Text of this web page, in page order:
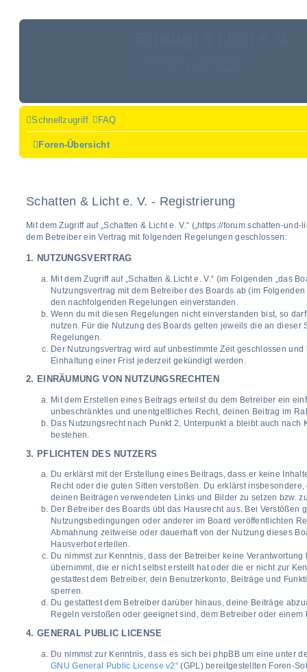
Schnellzugriff FAQ
Foren-Übersicht
Schatten & Licht e. V. - Registrierung
Mit dem Zugriff auf „Schatten & Licht e. V.“ („https://forum.schatten-
dem Betreiber ein Vertrag mit folgenden Regelungen geschlossen:
1. NUTZUNGSVERTRAG
Mit dem Zugriff auf „Schatten & Licht e. V.“ (im Folgenden „das
Nutzungsvertrag mit dem Betreiber des Boards ab (im
den nachfolgenden Regelungen einverstanden.
Wenn du mit diesen Regelungen nicht einverstanden bist, so
nutzen. Für die Nutzung des Boards gelten jeweils die an dieser
Regelungen.
Der Nutzungsvertrag wird auf unbestimmte Zeit geschlossen
Einhaltung einer Frist jederzeit gekündigt werden.
2. EINRÄUMUNG VON NUTZUNGSRECHTEN
Mit dem Erstellen eines Beitrags erteilst du dem Betreiber ein
unbeschränktes und unentgeltliches Recht, deinen Beitrag im
Das Nutzungsrecht nach Punkt 2, Unterpunkt a bleibt auch nach
bestehen.
3. PFLICHTEN DES NUTZERS
Du erklärst mit der Erstellung eines Beitrags, dass er keine
Recht oder die guten Sitten verstoßen. Du erklärst
deinen Beiträgen verwendeten Links und Bilder zu setzen bzw.
Der Betreiber des Boards übt das Hausrecht aus. Bei Verstößen
Nutzungsbedingungen oder anderer im Board veröffentlichten
Abmahnung zeitweise oder dauerhaft von der Nutzung dieses
Hausverbot erteilen.
Du nimmst zur Kenntnis, dass der Betreiber keine
übernimmt, die er nicht selbst erstellt hat oder die er nicht zur
gestattest dem Betreiber, dein Benutzerkonto, Beiträge und
sperren.
Du gestattest dem Betreiber darüber hinaus, deine Beiträge
Regeln verstoßen oder geeignet sind, dem Betreiber oder einem
4. GENERAL PUBLIC LICENSE
Du nimmst zur Kenntnis, dass es sich bei phpBB um eine unter
GNU General Public License v2“ (GPL) bereitgestellten Foren-